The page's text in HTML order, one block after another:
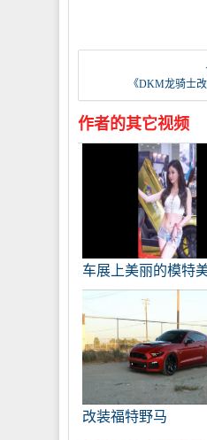
《DKM龙骑士
作者的其它视频
车展上美丽的模特
性感！
改装福特野马